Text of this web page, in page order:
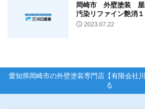
岡崎市 外壁塗装
汚染リファイン艶消
パーガルテクト/Y様邸
2023.07.22
愛知県岡崎市の外壁塗装専門店【有限会社川
る